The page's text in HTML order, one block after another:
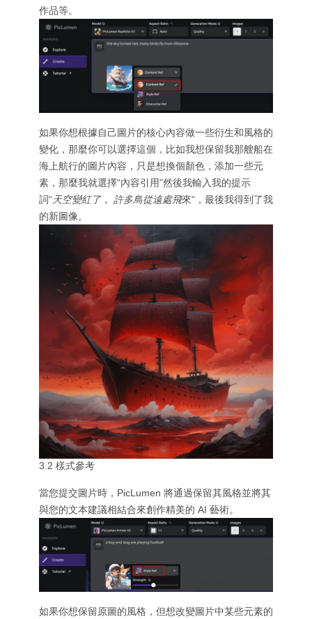
作品等。
如果你想根據自己圖片的核心內容做一些衍生和風格的
變化，那麼你可以選擇這個，比如我想保留我那艘船在
海上航行的圖片內容，只是想換個顏色，添加一些元
素，那麼我就選擇“內容引用”然後我輸入我的提示
詞“天空變紅了， 許多鳥從遠處飛來“，最後我得到了我
的新圖像。
3.2 樣式參考
當您提交圖片時，PicLumen 將通過保留其風格並將其
與您的文本建議相結合來創作精美的 AI 藝術。
如果你想保留原圖的風格，但想改變圖片中某些元素的